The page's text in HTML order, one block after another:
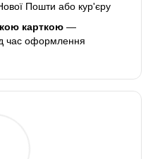
Пошти або кур'єру
карткою —
час оформлення